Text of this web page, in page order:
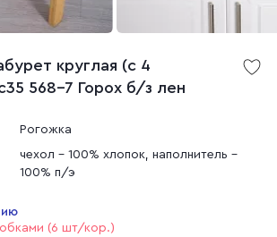
круглая (с 4
568-7 Горох б/з лен
Рогожка
чехол - 100% хлопок, наполнитель -
100% п/э
(6 шт/кор.)